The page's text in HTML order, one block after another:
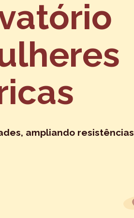
ampliando resistências